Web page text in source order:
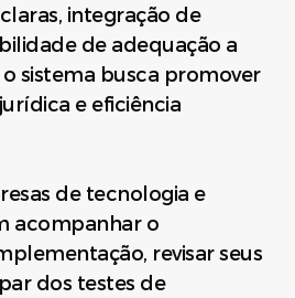
integração de
de adequação a
o sistema busca promover
e eficiência
de tecnologia e
acompanhar o
revisar seus
dos testes de